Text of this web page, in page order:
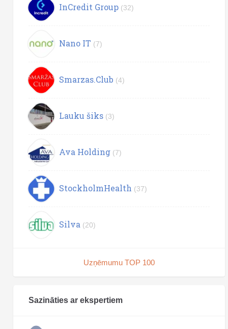
InCredit Group (32)
Nano IT (7)
Smarzas.Club (4)
Lauku šiks (3)
Ava Holding (7)
StockholmHealth (37)
Silva (20)
Uzņēmumu TOP 100
Sazināties ar ekspertiem